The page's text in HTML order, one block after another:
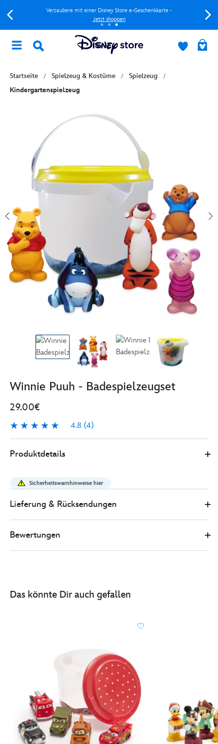
Verzaubere mit einer Disney Store e-Geschenkkarte -
Jetzt shoppen
Startseite Spielzeug & Kostüme
Spielzeug
Kindergartenspielzeug
Winnie Puuh - Badespielzeugset
29.00€
4.8 (4)
4.8
4
29.00
http://schema.org/InStock
Produktdetails
Sicherheitswarnhinweise hier
Lieferung & Rücksendungen
Bewertungen
Das könnte Dir auch gefallen